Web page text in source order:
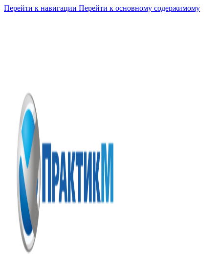
Перейти к навигации Перейти к основному содержимому